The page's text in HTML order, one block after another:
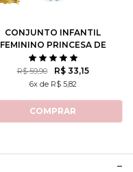
10
CONJUNTO INFANTIL
FEMININO PRINCESA DE
ATITUDE - TURMA DA
MÔNICA
R$ 59,90 R$ 33,15
6x de R$ 5,82
COMPRAR